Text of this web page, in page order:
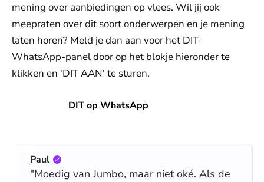
mening over aanbiedingen op vlees. Wil jij ook
meepraten over dit soort onderwerpen en je mening
laten horen? Meld je dan aan voor het DIT-
WhatsApp-panel door op het blokje hieronder te
klikken en 'DIT AAN' te sturen.
DIT op WhatsApp
DIT op WhatsApp
Paul
"Moedig van Jumbo, maar niet oké. Als de